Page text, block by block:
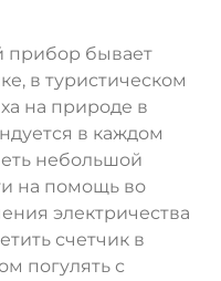
прибор бывает
в туристическом
на природе в
в каждом
небольшой
на помощь во
электричества
счетчик в
погулять с